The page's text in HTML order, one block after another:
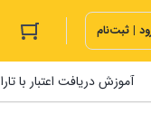
| ثبت‌نام
آموزش دریافت اعتبار با تارا